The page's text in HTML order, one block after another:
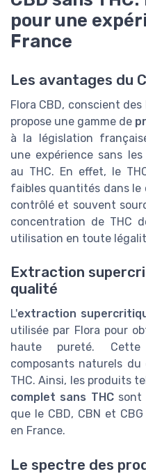
pour une
France
Les avantages du
Flora CBD, conscient
propose une gamme de
à la législation
une expérience sans
au THC. En effet, le
faibles quantités dans le
contrôlé et souvent
concentration de THC
utilisation en toute
Extraction
qualité
L'extraction
utilisée par Flora pour
haute pureté.
composants naturels
THC. Ainsi, les produits
complet sans THCsont
que le CBD, CBN et
en France.
Le spectre des